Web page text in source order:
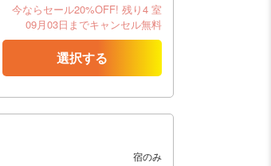
今ならセール20%OFF! 残り4 室
09月03日までキャンセル無料
選択する
宿のみ